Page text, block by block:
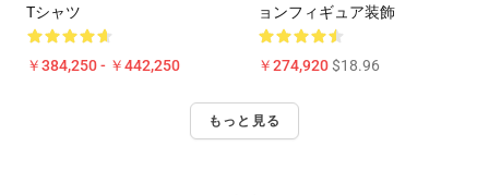
Tシャツ
￥384,250 - ￥442,250
ョンフィギュア装飾
￥274,920$18.96
もっと見る